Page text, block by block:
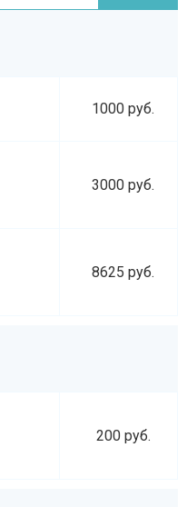
1000 руб.
3000 руб.
8625 руб.
200 руб.